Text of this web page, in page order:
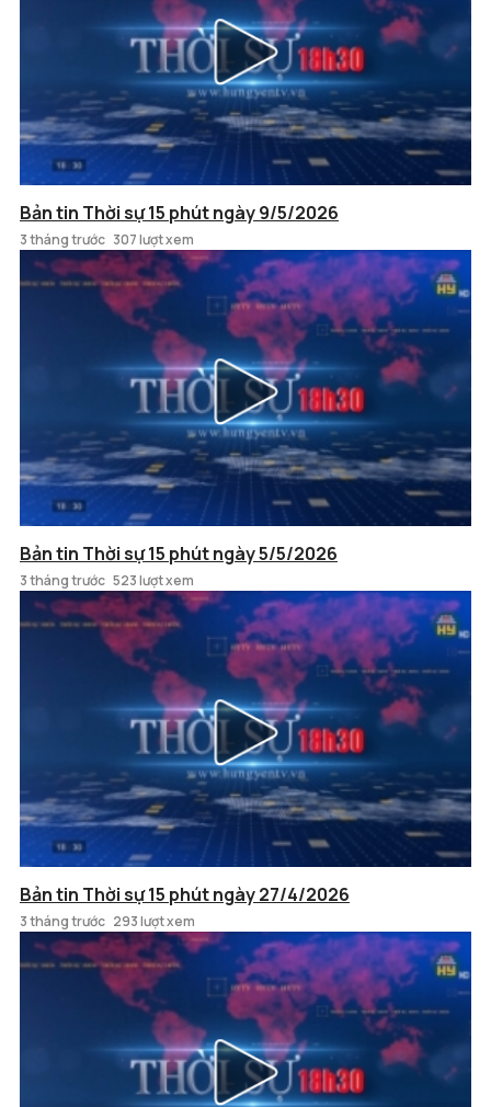
Bản tin Thời sự 15 phút ngày 9/5/2026
3 tháng trước 307 lượt xem
Bản tin Thời sự 15 phút ngày 5/5/2026
3 tháng trước 523 lượt xem
Bản tin Thời sự 15 phút ngày 27/4/2026
3 tháng trước 293 lượt xem